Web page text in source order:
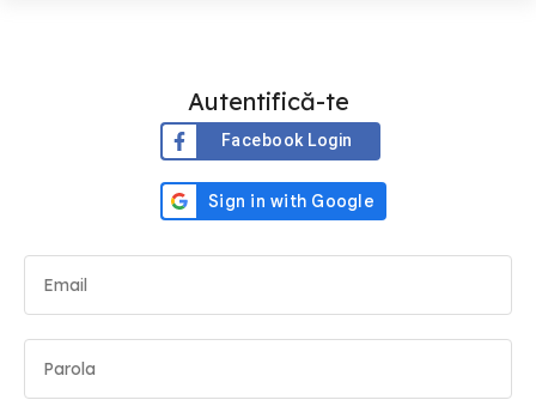
Autentifică-te
Facebook Login